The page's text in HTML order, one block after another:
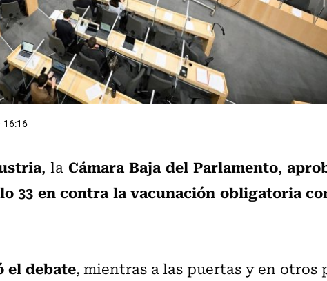
16:16
, la Cámara Baja del Parlamento,
33 en contra la vacunación obligatoria
el debate, mientras a las puertas y en otros